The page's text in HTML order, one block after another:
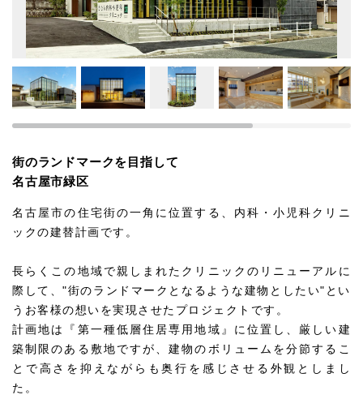
街のランドマークを目指して
名古屋市緑区
名古屋市の住宅街の一角に位置する、内科・小児科クリニ
ックの建替計画です。
長らくこの地域で親しまれたクリニックのリニューアルに
際して、"街のランドマークとなるような建物としたい"とい
うお客様の想いを実現させたプロジェクトです。
計画地は『第一種低層住居専用地域』に位置し、厳しい建
築制限のある敷地ですが、建物のボリュームを分節するこ
とで高さを抑えながらも奥行を感じさせる外観としまし
た。